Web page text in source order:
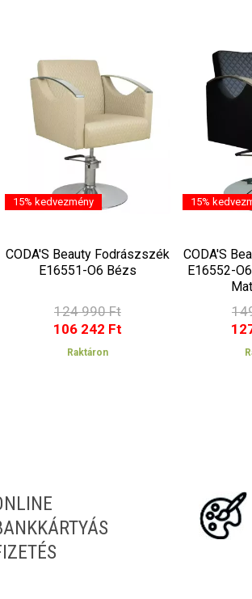
15% kedvezmény
CODA'S Beauty Fodrászszék
E16551-O6 Bézs
124 990 Ft
106 242 Ft
Raktáron
15%
CODA'S
E16552-